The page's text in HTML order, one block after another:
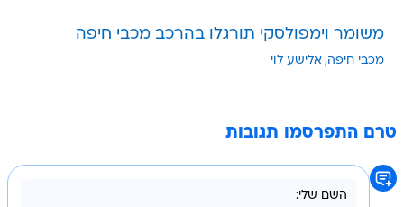
משומר וימפולסקי תורגלו בהרכב מכבי חיפה
מכבי חיפה אלישע לוי
טרם התפרסמו תגובות